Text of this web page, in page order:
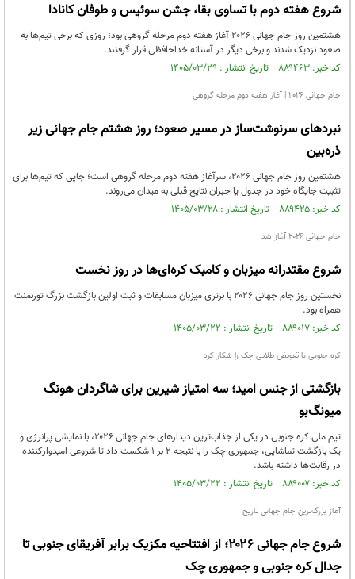
شروع هفته دوم با تساوی بقا، جشن سوئیس و طوفان کانادا
هشتمین روز جام جهانی ۲۰۲۶ آغاز هفته دوم مرحله گروهی بود؛ روزی که برخی تیم‌ها به
صعود نزدیک شدند و برخی دیگر در آستانه خداحافظی قرار گرفتند.
کد خبر: ۸۸۹۴۶۳ تاریخ انتشار : ۱۴۰۵/۰۳/۲۹
جام جهانی ۲۰۲۶ | آغاز هفته دوم مرحله گروهی
نبردهای سرنوشت‌ساز در مسیر صعود؛ روز هشتم جام جهانی زیر
ذره‌بین
هشتمین روز جام جهانی ۲۰۲۶، سرآغاز هفته دوم مرحله گروهی است؛ جایی که تیم‌ها برای
تثبیت جایگاه خود در جدول یا جبران نتایج قبلی به میدان می‌روند.
کد خبر: ۸۸۹۴۲۵ تاریخ انتشار : ۱۴۰۵/۰۳/۲۸
جام جهانی ۲۰۲۶ آغاز شد
شروع مقتدرانه میزبان و کامبک کره‌ای‌ها در روز نخست
نخستین روز جام جهانی ۲۰۲۶ با برتری میزبان مسابقات و ثبت اولین بازگشت بزرگ تورنمنت
همراه بود.
کد خبر: ۸۸۹۰۱۷ تاریخ انتشار : ۱۴۰۵/۰۳/۲۲
کره جنوبی با تعویض طلایی چک را شکار کرد
بازگشتی از جنس امید؛ سه امتیاز شیرین برای شاگردان هونگ
میونگ‌بو
تیم ملی کره جنوبی در یکی از جذاب‌ترین دیدارهای جام جهانی ۲۰۲۶، با نمایشی پرانرژی و
یک بازگشت تماشایی، جمهوری چک را با نتیجه ۲ بر ۱ شکست داد تا شروعی امیدوارکننده
در رقابت‌ها داشته باشد.
کد خبر: ۸۸۹۰۰۷ تاریخ انتشار : ۱۴۰۵/۰۳/۲۲
آغاز بزرگ‌ترین جام جهانی تاریخ
شروع جام جهانی ۲۰۲۶؛ از افتتاحیه مکزیک برابر آفریقای جنوبی تا
جدال کره جنوبی و جمهوری چک